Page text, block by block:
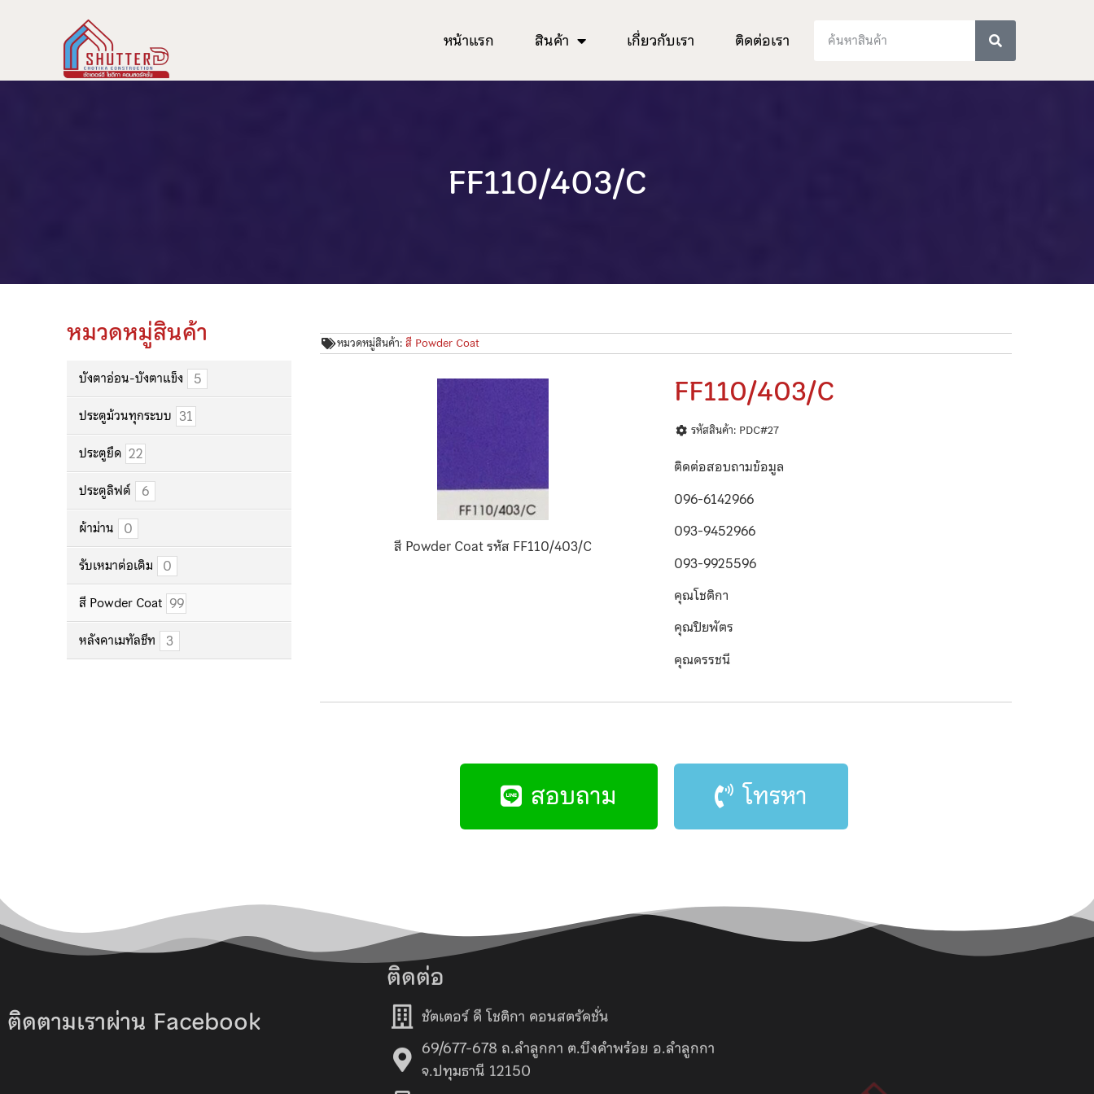
หน้าแรก สินค้า เกี่ยวกับเรา ติดต่อเรา
FF110/403/C
หมวดหมู่สินค้า
บังตาอ่อน-บังตาแข็ง 5
ประตูม้วนทุกระบบ 31
ประตูยืด 22
ประตูลิฟต์ 6
ผ้าม่าน 0
รับเหมาต่อเติม 0
สี Powder Coat 99
หลังคาเมทัลชีท 3
หมวดหมู่สินค้า:สี Powder Coat
สี Powder Coat รหัส FF110/403/C
FF110/403/C
รหัสสินค้า: PDC#27
ติดต่อสอบถามข้อมูล
096-6142966
093-9452966
093-9925596
คุณโชติกา
คุณปิยพัตร
คุณดรรชนี
สอบถาม โทรหา
ติดตามเราผ่าน Facebook
ติดต่อ
ชัตเตอร์ ดี โชติกา คอนสตรัคชั่น
69/677-678 ถ.ลำลูกกา ต.บึงคำพร้อย อ.ลำลูกกา
จ.ปทุมธานี 12150